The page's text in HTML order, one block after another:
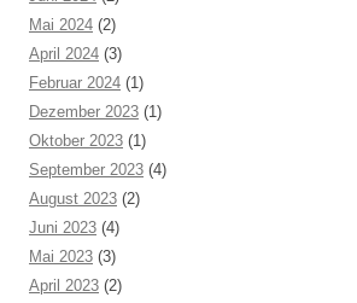
Mai 2024 (2)
April 2024 (3)
Februar 2024 (1)
Dezember 2023 (1)
Oktober 2023 (1)
September 2023 (4)
August 2023 (2)
Juni 2023 (4)
Mai 2023 (3)
April 2023 (2)